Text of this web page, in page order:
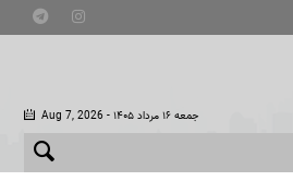
Aug 7, 2026 - جمعه ۱۶ مرداد ۱۴۰۵